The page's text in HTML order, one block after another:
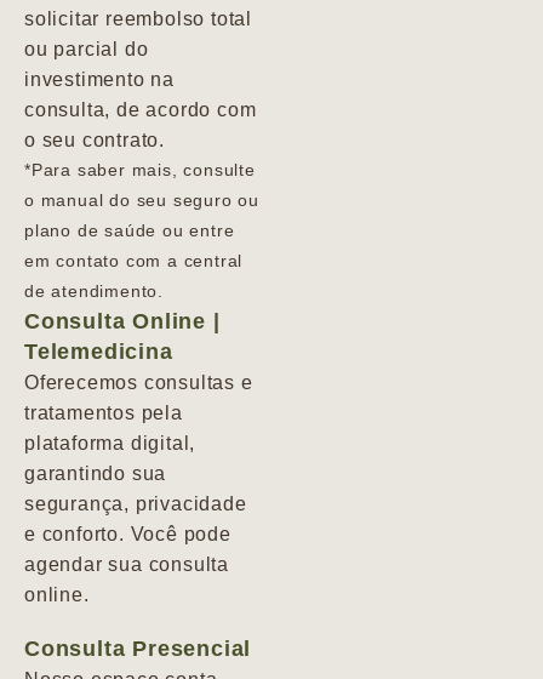
solicitar reembolso total
ou parcial do
investimento na
consulta, de acordo com
o seu contrato.
*Para saber mais, consulte
o manual do seu seguro ou
plano de saúde ou entre
em contato com a central
de atendimento.
Consulta Online |
Telemedicina
Oferecemos consultas e
tratamentos pela
plataforma digital,
garantindo sua
segurança, privacidade
e conforto. Você pode
agendar sua consulta
online.
Consulta Presencial